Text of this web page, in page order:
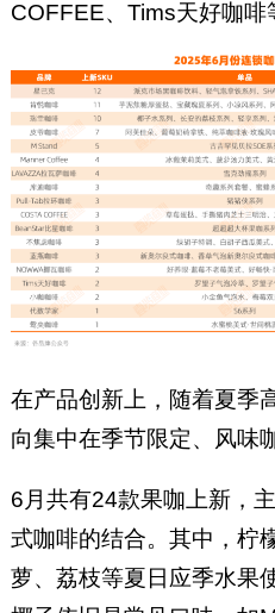
COFFEE、Tims天好咖啡
在产品创新上，随着夏季
向集中在季节限定、风味
6月共有24款果咖上新，
式咖啡的结合。其中，柠
萝、荔枝等夏日应季水果